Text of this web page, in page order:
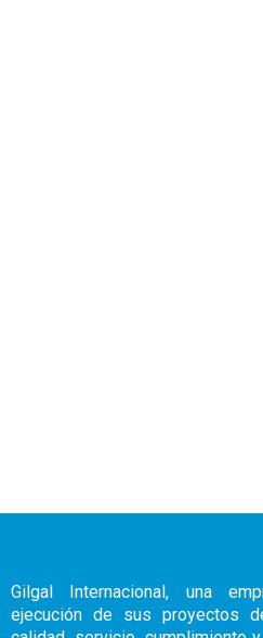
Gilgal Internacional, una
ejecución de sus proyectos